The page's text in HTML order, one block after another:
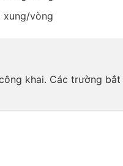
xung/vòng
khai. Các trường